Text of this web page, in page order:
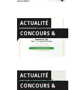
ACTUALITÉ
CONCOURS &
EMPLOI
ACTUALITÉ
CONCOURS &